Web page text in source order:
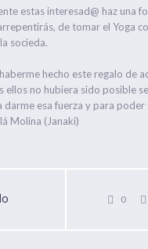
estas interesad@ haz una
de tomar el Yoga
socieda.
hecho este regalo de
ellos no hubiera sido posible
esa fuerza y para
Molina (Janaki)
0